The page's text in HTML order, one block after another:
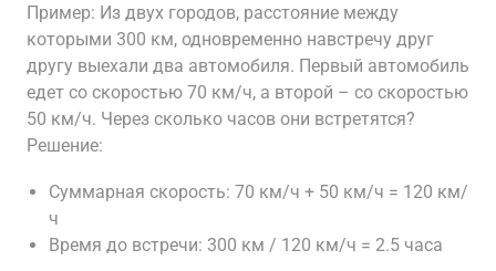
Пример: Из двух городов, расстояние между
которыми 300 км, одновременно навстречу друг
другу выехали два автомобиля. Первый автомобиль
едет со скоростью 70 км/ч, а второй – со скоростью
50 км/ч. Через сколько часов они встретятся?
Решение:
Суммарная скорость: 70 км/ч + 50 км/ч = 120 км/
ч
Время до встречи: 300 км / 120 км/ч = 2.5 часа